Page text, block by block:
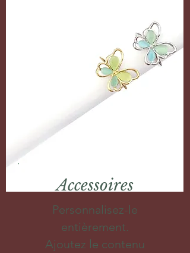
Accessoires
Personnalisez-le
entièrement.
Ajoutez le contenu